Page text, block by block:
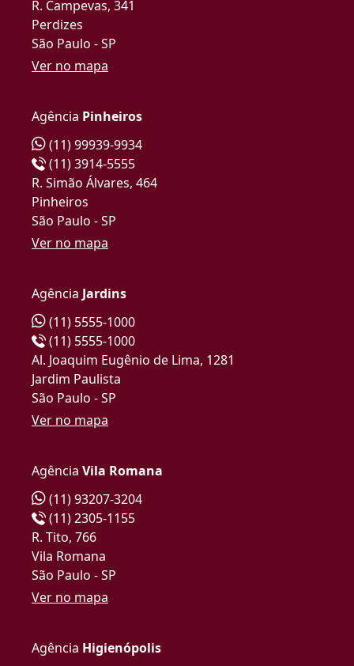
R. Campevas, 341
Perdizes
São Paulo - SP
Ver no mapa
Agência Pinheiros
(11) 99939-9934
(11) 3914-5555
R. Simão Álvares, 464
Pinheiros
São Paulo - SP
Ver no mapa
Agência Jardins
(11) 5555-1000
(11) 5555-1000
Al. Joaquim Eugênio de Lima, 1281
Jardim Paulista
São Paulo - SP
Ver no mapa
Agência Vila Romana
(11) 93207-3204
(11) 2305-1155
R. Tito, 766
Vila Romana
São Paulo - SP
Ver no mapa
Agência Higienópolis